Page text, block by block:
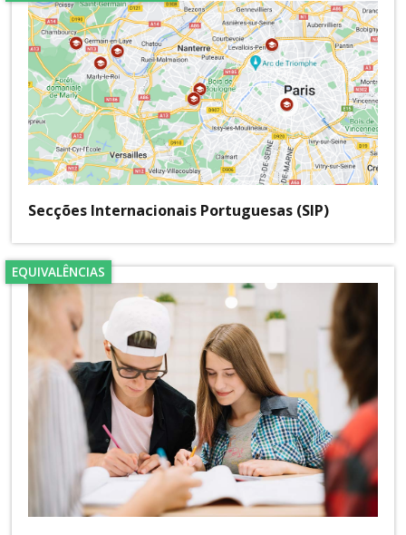
Secções Internacionais Portuguesas (SIP)
EQUIVALÊNCIAS